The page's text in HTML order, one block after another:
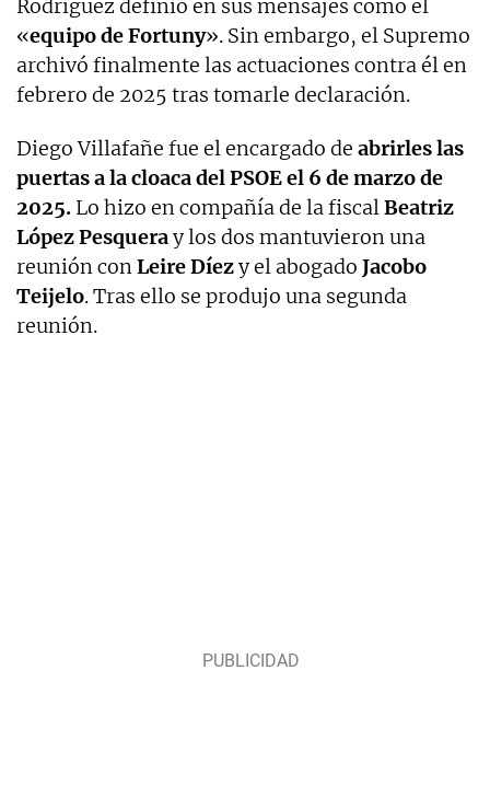
Rodríguez definió en sus mensajes como el
«equipo de Fortuny». Sin embargo, el Supremo
archivó finalmente las actuaciones contra él en
febrero de 2025 tras tomarle declaración.
Diego Villafañe fue el encargado de abrirles las
puertas a la cloaca del PSOE el 6 de marzo de
2025. Lo hizo en compañía de la fiscalBeatriz
López Pesqueray los dos mantuvieron una
reunión conLeire Díezy el abogado Jacobo
Teijelo. Tras ello se produjo una segunda
reunión.